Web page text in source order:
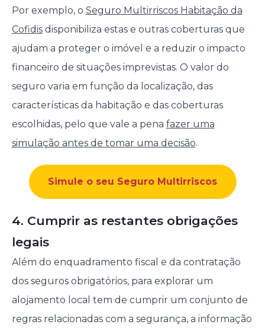
Por exemplo, o Seguro Multirriscos Habitação da
Cofidisdisponibiliza estas e outras coberturas que
ajudam a proteger o imóvel e a reduzir o impacto
financeiro de situações imprevistas. O valor do
seguro varia em função da localização, das
características da habitação e das coberturas
escolhidas, pelo que vale a pena fazer uma
simulação antes de tomar uma decisão.
Simule o seu Seguro Multirriscos
4. Cumprir as restantes obrigações
legais
Além do enquadramento fiscal e da contratação
dos seguros obrigatórios, para explorar um
alojamento local tem de cumprir um conjunto de
regras relacionadas com a segurança, a informação